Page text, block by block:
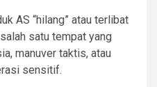
AS “hilang” atau terlibat
satu tempat yang
manuver taktis, atau
sensitif.